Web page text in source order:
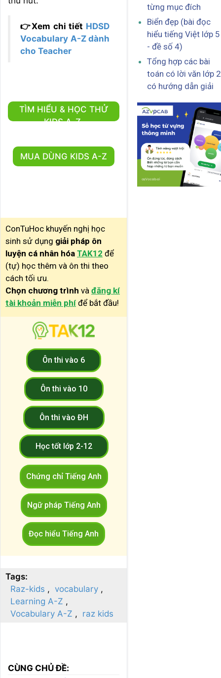
👉Xem chi tiết HDSD
Vocabulary A-Z dành
cho Teacher
TÌM HIỂU & HỌC THỬ
KIDS A-Z
MUA DÙNG KIDS A-Z
ConTuHoc khuyến nghị học
sinh sử dụng giải pháp ôn
luyện cá nhân hóa TAK12 để
(tự) học thêm và ôn thi theo
cách tối ưu.
Chọn chương trình và đăng kí
tài khoản miễn phí để bắt đầu!
Ôn thi vào 6
Ôn thi vào 10
Ôn thi vào ĐH
Học tốt lớp 2-12
Chứng chỉ Tiếng Anh
Ngữ pháp Tiếng Anh
Đọc hiểu Tiếng Anh
Tags:
Raz-kids
vocabulary
Learning A-Z
Vocabulary A-Z
raz kids
CÙNG CHỦ ĐỀ:
từng mục đích
Biển đẹp (bài đọc
hiểu tiếng Việt lớp 5
- đề số 4)
Tổng hợp các bài
toán có lời văn lớp 2
có hướng dẫn giải